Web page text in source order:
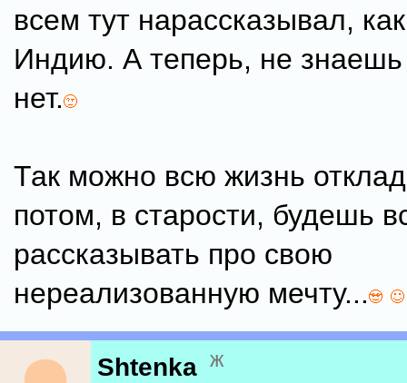
всем тут нарассказывал,
Индию. А теперь, не знаешь
нет.
Так можно всю жизнь
потом, в старости, будешь
рассказывать про свою
нереализованную мечту...
Shtenka ж